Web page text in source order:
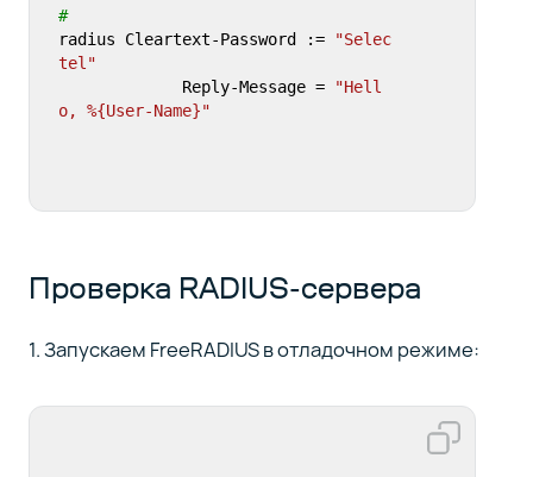
#
radius Cleartext-Password :=
"Selec
tel"
	     Reply-Message =
"Hell
o, %{User-Name}"
Проверка RADIUS-сервера
1. Запускаем FreeRADIUS в отладочном режиме: